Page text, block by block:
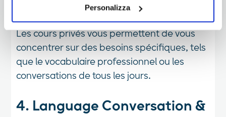
informazioni ti invitiamo a prendere visione
dell'informativa estesa Cookie Policy.
Personalizza
leçons individuelles sur mesure.
Les cours privés vous permettent de vous
concentrer sur des besoins spécifiques, tels
que le vocabulaire professionnel ou les
conversations de tous les jours.
4. Language Conversation &